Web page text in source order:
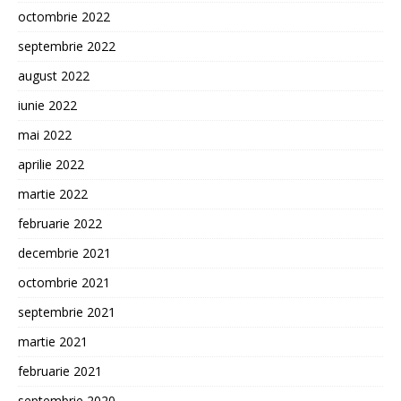
octombrie 2022
septembrie 2022
august 2022
iunie 2022
mai 2022
aprilie 2022
martie 2022
februarie 2022
decembrie 2021
octombrie 2021
septembrie 2021
martie 2021
februarie 2021